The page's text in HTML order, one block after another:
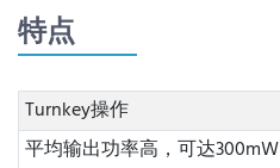
特点
Turnkey操作
平均输出功率高，可达300mW